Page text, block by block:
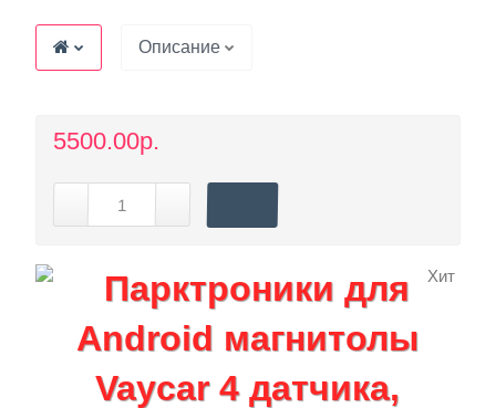
Описание
5500.00р.
Хит